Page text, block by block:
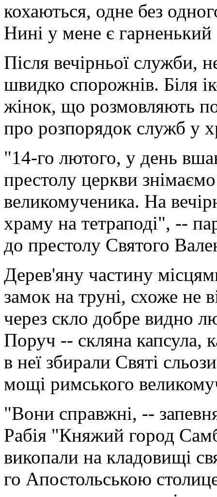
кохаються, одне без
Нині у мене є
Після вечірньої служби,
швидко спорожнів. Біля
жінок, що розмовляють
про розпорядок служб у
"14-го лютого, у день
престолу церкви
великомученика. На
храму на тетраподі", --
до престолу Святого
Дерев'яну частину
замок на труні, схоже не
через скло добре видно
Поруч -- скляна капсула,
в неї збирали Святі
мощі римського
"Вони справжні, --
Рабія "Княжий город
викопали на кладовищі
го Апостольською